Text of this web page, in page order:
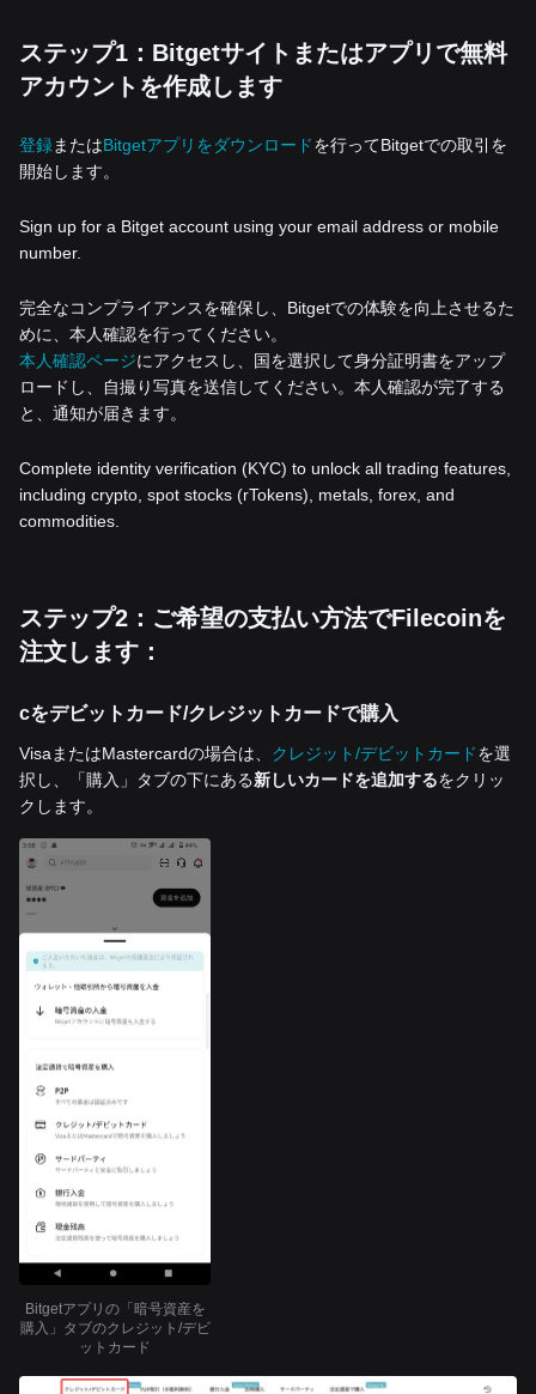
ステップ1：Bitgetサイトまたはアプリで無料
アカウントを作成します
登録またはBitgetアプリをダウンロードを行ってBitgetでの取引を
開始します。
Sign up for a Bitget account using your email address or mobile
number.
完全なコンプライアンスを確保し、Bitgetでの体験を向上させるた
めに、本人確認を行ってください。
本人確認ページにアクセスし、国を選択して身分証明書をアップ
ロードし、自撮り写真を送信してください。本人確認が完了する
と、通知が届きます。
Complete identity verification (KYC) to unlock all trading features,
including crypto, spot stocks (rTokens), metals, forex, and
commodities.
ステップ2：ご希望の支払い方法でFilecoinを
注文します：
cをデビットカード/クレジットカードで購入
VisaまたはMastercardの場合は、 クレジット/デビットカードを選
択し、「購入」タブの下にある新しいカードを追加するをクリッ
クします。
Bitgetアプリの「暗号資産を
購入」タブのクレジット/デビ
ットカード